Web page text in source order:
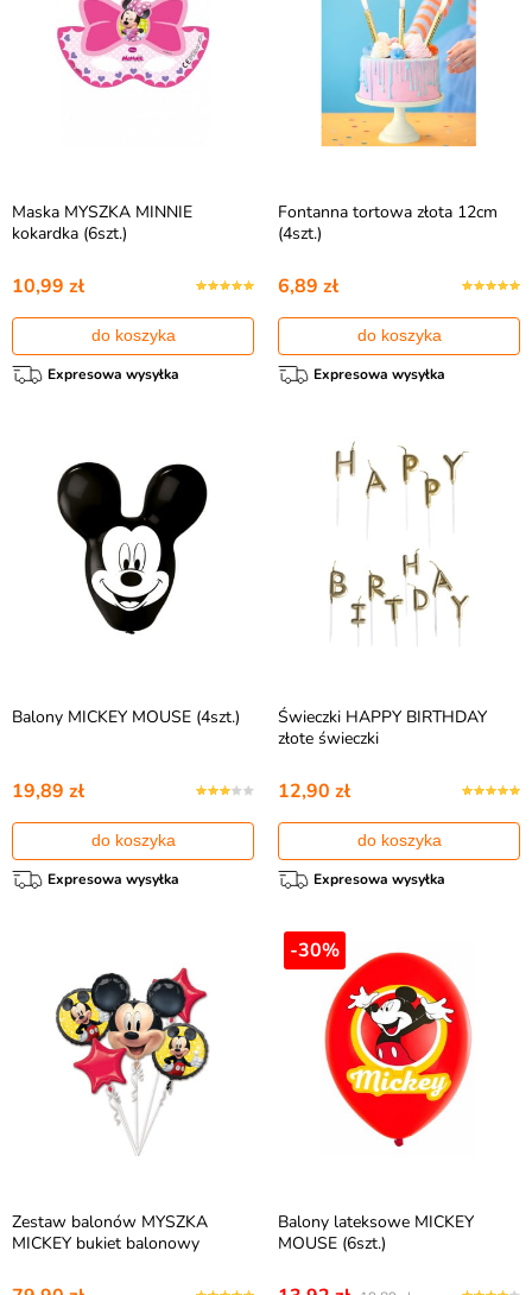
Maska MYSZKA MINNIE
kokardka (6szt.)
10,99 zł
do koszyka
Expresowa wysyłka
Fontanna tortowa złota 12cm
(4szt.)
6,89 zł
do koszyka
Expresowa wysyłka
Balony MICKEY MOUSE (4szt.)
19,89 zł
do koszyka
Expresowa wysyłka
Świeczki HAPPY BIRTHDAY
złote świeczki
12,90 zł
do koszyka
Expresowa wysyłka
Zestaw balonów MYSZKA
MICKEY bukiet balonowy
-30%
Balony lateksowe MICKEY
MOUSE (6szt.)